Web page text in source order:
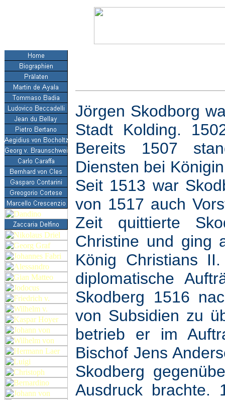
Jörgen Skodborg
Stadt Kolding.
Bereits 1507
Diensten bei
Seit 1513 war
von 1517 auch
Zeit quittierte
Christine und ging
König Christians
diplomatische
Skodberg 1516
von Subsidien zu
betrieb er im
Bischof Jens
Skodberg
Ausdruck brachte.